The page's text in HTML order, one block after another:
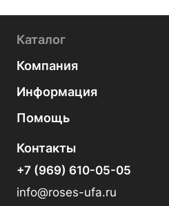
Каталог
Компания
Информация
Помощь
Контакты
+7 (969) 610-05-05
info@roses-ufa.ru